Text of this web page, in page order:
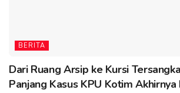
BERITA
Dari Ruang Arsip ke Kursi
Panjang Kasus KPU Kotim Akhirnya